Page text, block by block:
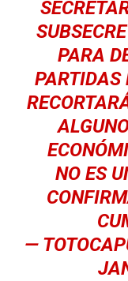
PARA
PARTIDAS
NO ES
—